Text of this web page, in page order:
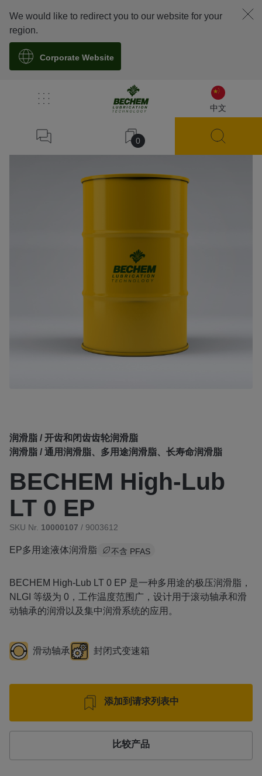
中文
0
We would like to redirect you to our website for your
region.
Corporate Website
溯源
润滑脂 / 开齿和闭齿齿轮润滑脂
润滑脂 / 通用润滑脂、多用途润滑脂、长寿命润滑脂
BECHEM High-Lub
LT 0 EP
SKU Nr. 10000107 / 9003612
EP多用途液体润滑脂 不含 PFAS
BECHEM High-Lub LT 0 EP 是一种多用途的极压润滑脂，
NLGI 等级为 0，工作温度范围广，设计用于滚动轴承和滑
动轴承的润滑以及集中润滑系统的应用。
滑动轴承 封闭式变速箱
添加到请求列表中
比较产品